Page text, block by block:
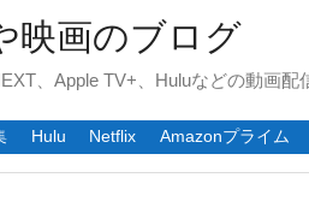
映画のブログ
、Apple TV+、Huluなどの動画
Hulu Netflix Amazonプライム